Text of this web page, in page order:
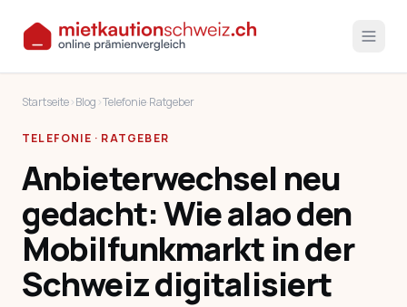
Startseite›Blog ›Telefonie·Ratgeber
TELEFONIE · RATGEBER
Anbieterwechsel neu
gedacht: Wie alao den
Mobilfunkmarkt in der
Schweiz digitalisiert